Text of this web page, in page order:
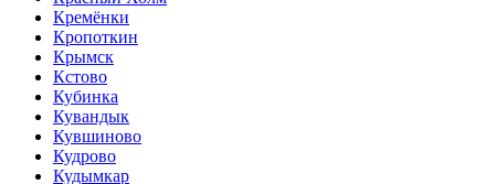
Кремёнки
Кропоткин
Крымск
Кстово
Кубинка
Кувандык
Кувшиново
Кудрово
Кудымкар